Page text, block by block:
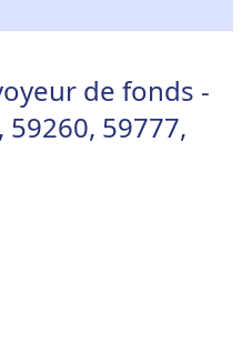
de fonds -
59260, 59777,